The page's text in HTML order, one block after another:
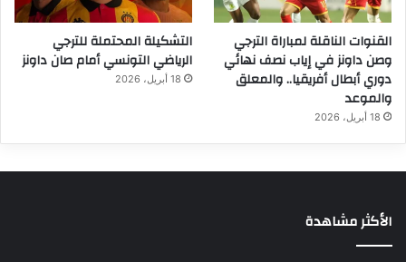
القنوات الناقلة لمباراة الترجي
وصن داونز في إياب نصف نهائي
دوري أبطال أفريقيا.. والمعلق
والموعد
18 أبريل، 2026
التشكيلة المحتملة للترجي
الرياضي التونسي أمام صان داونز
18 أبريل، 2026
الأكثر مشاهدة